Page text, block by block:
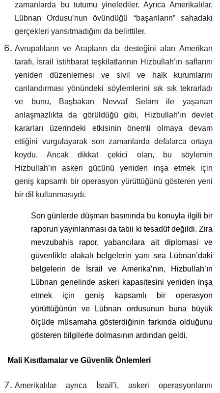
zamanlarda bu tutumu yinelediler. Ayrıca Amerikalılar,
Lübnan Ordusu’nun övündüğü “başarıların” sahadaki
gerçekleri yansıtmadığını da belirttiler.
Avrupalıların ve Arapların da desteğini alan Amerikan
tarafı, İsrail istihbarat teşkilatlarının Hizbullah’ın saflarını
yeniden düzenlemesi ve sivil ve halk kurumlarını
canlandırması yönündeki söylemlerini sık sık tekrarladı
ve bunu, Başbakan Nevvaf Selam ile yaşanan
anlaşmazlıkta da görüldüğü gibi, Hizbullah’ın devlet
kararları üzerindeki etkisinin önemli olmaya devam
ettiğini vurgulayarak son zamanlarda defalarca ortaya
koydu. Ancak dikkat çekici olan, bu söylemin
Hizbullah’ın askeri gücünü yeniden inşa etmek için
geniş kapsamlı bir operasyon yürüttüğünü gösteren yeni
bir dil kullanmasıydı.
Son günlerde düşman basınında bu konuyla ilgili bir
raporun yayınlanması da tabii ki tesadüf değildi. Zira
mevzubahis rapor, yabancılara ait diplomasi ve
güvenlikle alakalı belgelerin yanı sıra Lübnan’daki
belgelerin de İsrail ve Amerika’nın, Hizbullah’ın
Lübnan genelinde askeri kapasitesini yeniden inşa
etmek için geniş kapsamlı bir operasyon
yürüttüğünün ve Lübnan ordusunun buna büyük
ölçüde müsamaha gösterdiğinin farkında olduğunu
gösteren bilgilerle dolmasının ardından geldi.
Mali Kısıtlamalar ve Güvenlik Önlemleri
Amerikalılar ayrıca İsrail’i, askeri operasyonlarını